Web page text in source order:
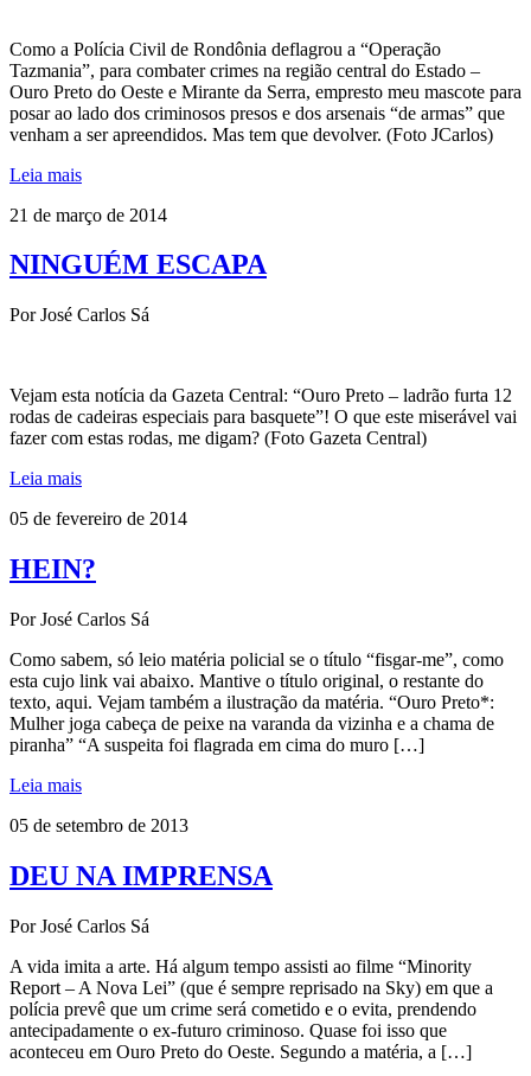
Como a Polícia Civil de Rondônia deflagrou a “Operação
Tazmania”, para combater crimes na região central do Estado –
Ouro Preto do Oeste e Mirante da Serra, empresto meu mascote para
posar ao lado dos criminosos presos e dos arsenais “de armas” que
venham a ser apreendidos. Mas tem que devolver. (Foto JCarlos)
Leia mais
21 de março de 2014
NINGUÉM ESCAPA
Por José Carlos Sá
Vejam esta notícia da Gazeta Central: “Ouro Preto – ladrão furta 12
rodas de cadeiras especiais para basquete”! O que este miserável vai
fazer com estas rodas, me digam? (Foto Gazeta Central)
Leia mais
05 de fevereiro de 2014
HEIN?
Por José Carlos Sá
Como sabem, só leio matéria policial se o título “fisgar-me”, como
esta cujo link vai abaixo. Mantive o título original, o restante do
texto, aqui. Vejam também a ilustração da matéria. “Ouro Preto*:
Mulher joga cabeça de peixe na varanda da vizinha e a chama de
piranha” “A suspeita foi flagrada em cima do muro […]
Leia mais
05 de setembro de 2013
DEU NA IMPRENSA
Por José Carlos Sá
A vida imita a arte. Há algum tempo assisti ao filme “Minority
Report – A Nova Lei” (que é sempre reprisado na Sky) em que a
polícia prevê que um crime será cometido e o evita, prendendo
antecipadamente o ex-futuro criminoso. Quase foi isso que
aconteceu em Ouro Preto do Oeste. Segundo a matéria, a […]